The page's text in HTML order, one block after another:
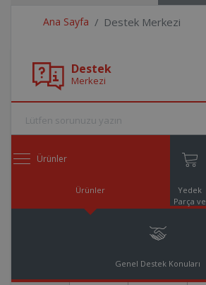
Ana Sayfa Destek Merkezi
Destek
Merkezi
Ürünler
Ürünler
Yedek
Parça ve
Genel Destek Konuları